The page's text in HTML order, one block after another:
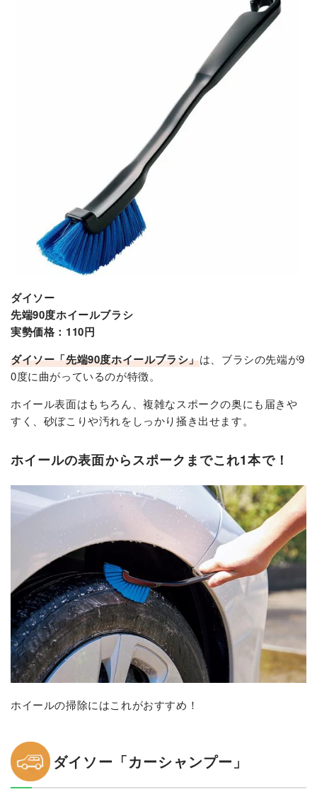
ダイソー
先端90度ホイールブラシ
実勢価格：110円
ダイソー「先端90度ホイールブラシ」は、ブラシの先端が9
0度に曲がっているのが特徴。
ホイール表面はもちろん、複雑なスポークの奥にも届きや
すく、砂ぼこりや汚れをしっかり掻き出せます。
ホイールの表面からスポークまでこれ1本で！
ホイールの掃除にはこれがおすすめ！
ダイソー「カーシャンプー」